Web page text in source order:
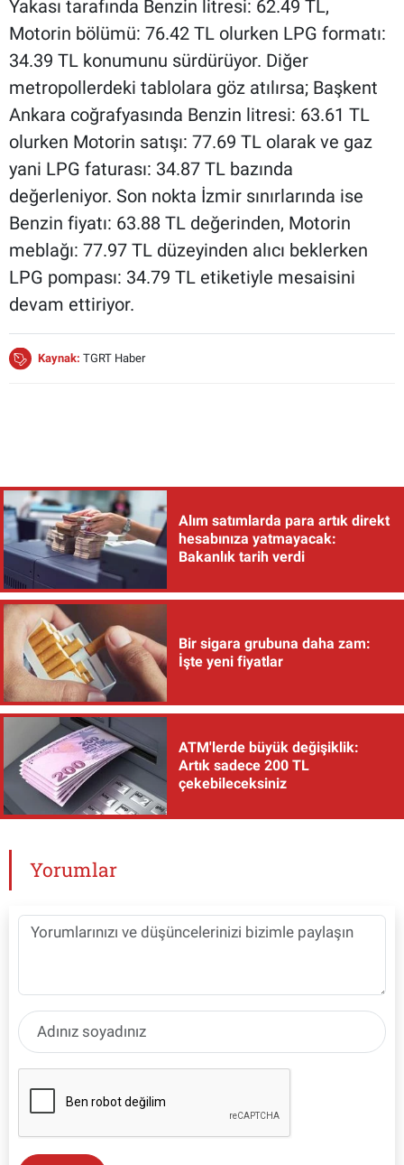
Yakası tarafında Benzin litresi: 62.49 TL,
Motorin bölümü: 76.42 TL olurken LPG formatı:
34.39 TL konumunu sürdürüyor. Diğer
metropollerdeki tablolara göz atılırsa; Başkent
Ankara coğrafyasında Benzin litresi: 63.61 TL
olurken Motorin satışı: 77.69 TL olarak ve gaz
yani LPG faturası: 34.87 TL bazında
değerleniyor. Son nokta İzmir sınırlarında ise
Benzin fiyatı: 63.88 TL değerinden, Motorin
meblağı: 77.97 TL düzeyinden alıcı beklerken
LPG pompası: 34.79 TL etiketiyle mesaisini
devam ettiriyor.
Kaynak: TGRT Haber
Alım satımlarda para artık direkt
hesabınıza yatmayacak:
Bakanlık tarih verdi
Bir sigara grubuna daha zam:
İşte yeni fiyatlar
ATM'lerde büyük değişiklik:
Artık sadece 200 TL
çekebileceksiniz
Yorumlar